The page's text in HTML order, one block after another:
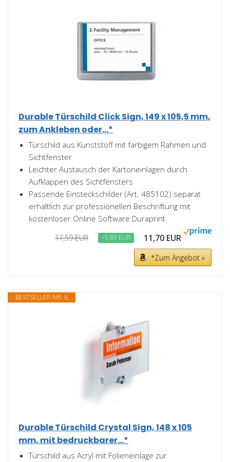
Durable Türschild Click Sign, 149 x 105,5 mm,
zum Ankleben oder...*
Türschild aus Kunststoff mit farbigem Rahmen und
Sichtfenster
Leichter Austausch der Kartoneinlagen durch
Aufklappen des Sichtfensters
Passende Einsteckschilder (Art. 485102) separat
erhältlich zur professionellen Beschriftung mit
kostenloser Online Software Duraprint
17,59 EUR −5,89 EUR 11,70 EUR
*Zum Angebot »
BESTSELLER NR. 6
Durable Türschild Crystal Sign, 148 x 105
mm, mit bedruckbarer...*
Türschild aus Acryl mit Folieneinlage zur